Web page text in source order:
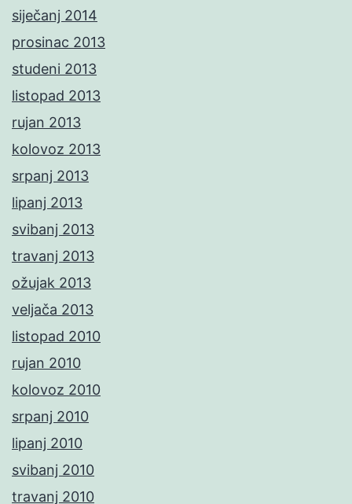
siječanj 2014
prosinac 2013
studeni 2013
listopad 2013
rujan 2013
kolovoz 2013
srpanj 2013
lipanj 2013
svibanj 2013
travanj 2013
ožujak 2013
veljača 2013
listopad 2010
rujan 2010
kolovoz 2010
srpanj 2010
lipanj 2010
svibanj 2010
travanj 2010